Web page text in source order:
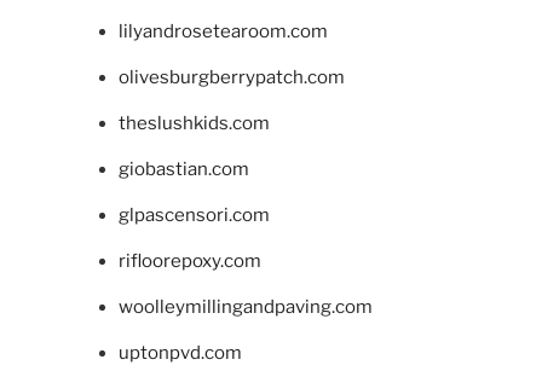
lilyandrosetearoom.com
olivesburgberrypatch.com
theslushkids.com
giobastian.com
glpascensori.com
rifloorepoxy.com
woolleymillingandpaving.com
uptonpvd.com